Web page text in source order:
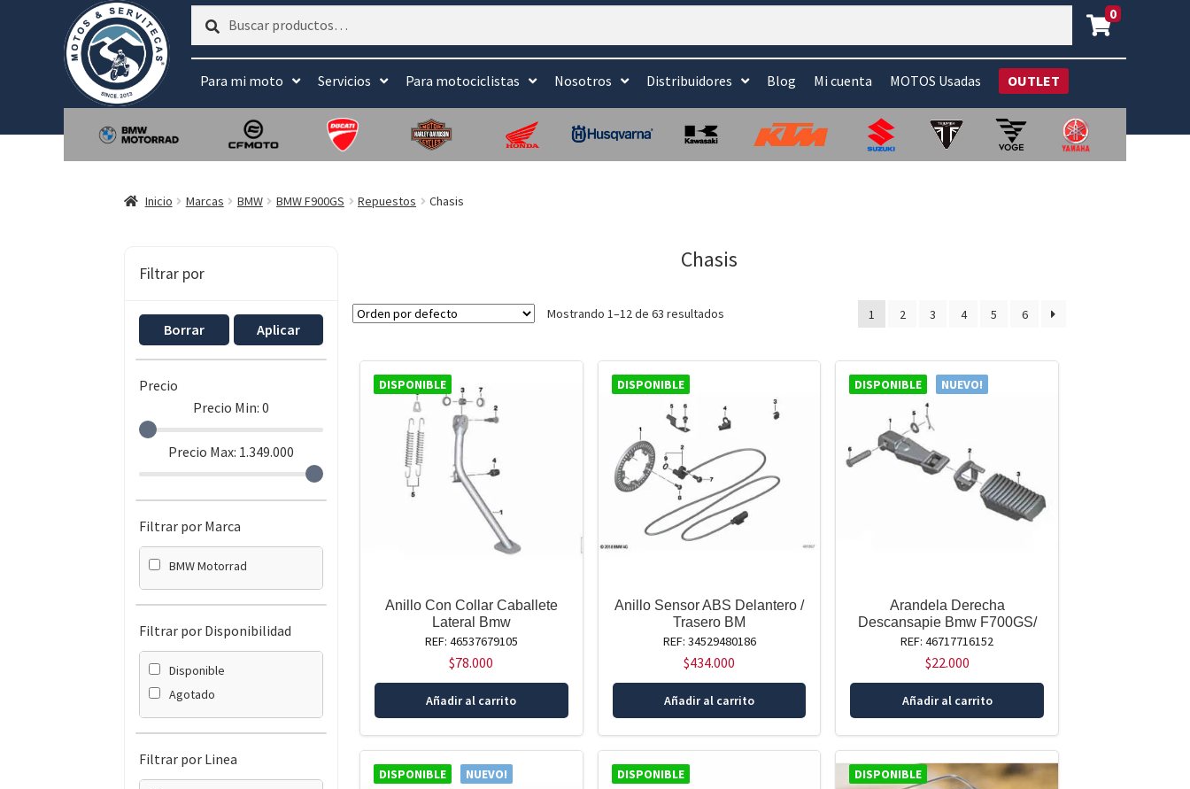
Buscar
Buscar 0
Para mi moto Servicios Para motociclistas Nosotros Distribuidores Blog Mi cuenta MOTOS Usadas OUTLET
Inicio Marcas BMW BMW F900GS Repuestos Chasis
Filtrar por
Borrar Aplicar
Precio
Precio Min:0
Precio Max: 1.349.000
Filtrar por Marca
BMW Motorrad
Filtrar por Disponibilidad
Disponible
Agotado
Filtrar por Linea
Chasis
Mostrando 1–12 de 63 resultados 1 2 3 4 5 6
DISPONIBLE
Anillo Con Collar Caballete
Lateral Bmw
REF: 46537679105
$78.000
Añadir al carrito
DISPONIBLE
Anillo Sensor ABS Delantero /
Trasero BM
REF: 34529480186
$434.000
Añadir al carrito
DISPONIBLE NUEVO!
Arandela Derecha
Descansapie Bmw F700GS/
REF: 46717716152
$22.000
Añadir al carrito
DISPONIBLE NUEVO! DISPONIBLE DISPONIBLE